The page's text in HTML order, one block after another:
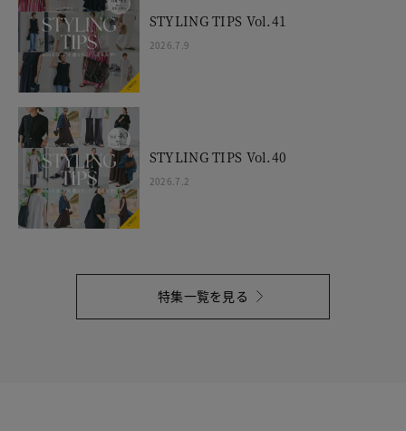
STYLING TIPS Vol.41
2026.7.9
STYLING TIPS Vol.40
2026.7.2
特集一覧を見る